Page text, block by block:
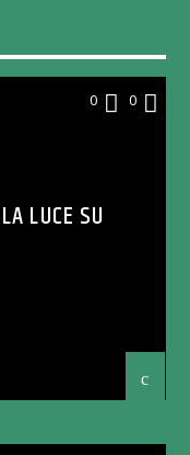
0 0
LUCE SU